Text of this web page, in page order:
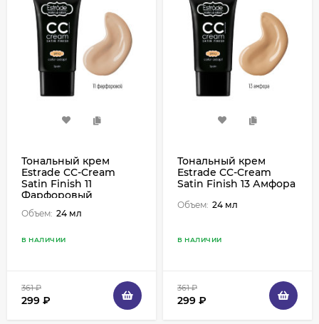
Тональный крем
Estrade CC-Cream
Satin Finish 11
Фарфоровый
Объем: 24 мл
В НАЛИЧИИ
361₽
299 ₽
Тональный крем
Estrade CC-Cream
Satin Finish 13 Амфора
Объем: 24 мл
В НАЛИЧИИ
361₽
299 ₽